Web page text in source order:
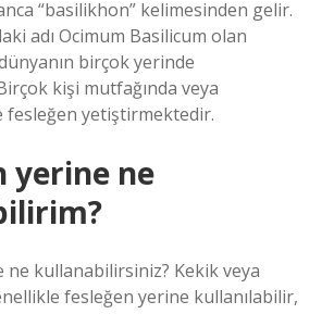
“basilikhon” kelimesinden gelir.
adı Ocimum Basilicum olan
birçok yerinde
kişi mutfağında veya
fesleğen yetiştirmektedir.
yerine ne
ne kullanabilirsiniz? Kekik veya
fesleğen yerine kullanılabilir,